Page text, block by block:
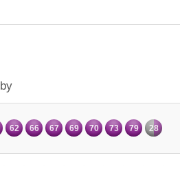
62 66 67 69 70 73 79 28